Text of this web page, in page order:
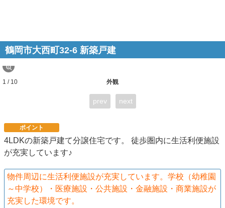
鶴岡市大西町32-6 新築戸建
外観
1 / 10
prev next
ポイント
4LDKの新築戸建て分譲住宅です。 徒歩圏内に生活利便施設
が充実しています♪
物件周辺に生活利便施設が充実しています。学校（幼稚園
～中学校）・医療施設・公共施設・金融施設・商業施設が
充実した環境です。